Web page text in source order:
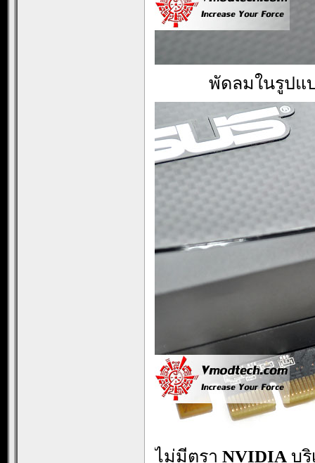
พัดลมในรูปแ
ไม่มีตรา NVIDIA บ